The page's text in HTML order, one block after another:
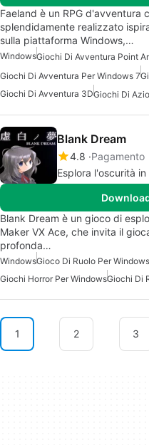
Faeland è un RPG d'avventura
splendidamente realizzato
sulla piattaforma Windows,…
Windows
Giochi Di Avventura Per Windows 7
Giochi Di Avventura 3D
Blank Dream
4.8 Pagamento
Esplora l'oscurità
Blank Dream è un gioco di
Maker VX Ace, che invita il
profonda…
WindowsGioco Di Ruolo Per
Giochi Horror Per WindowsGiochi Di
1 2 3